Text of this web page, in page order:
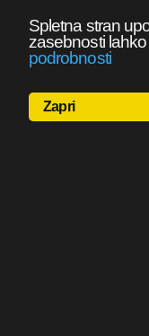
Spletna stran
zasebnosti
podrobnosti
Zapri